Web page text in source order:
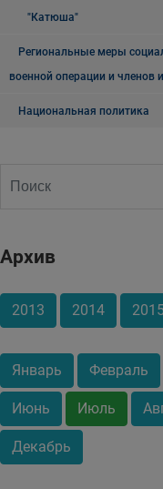
"Катюша"
Региональные меры
военной операции и членов
Национальная политика
Архив
2013 2014
Январь Февраль
Июнь Июль
Декабрь